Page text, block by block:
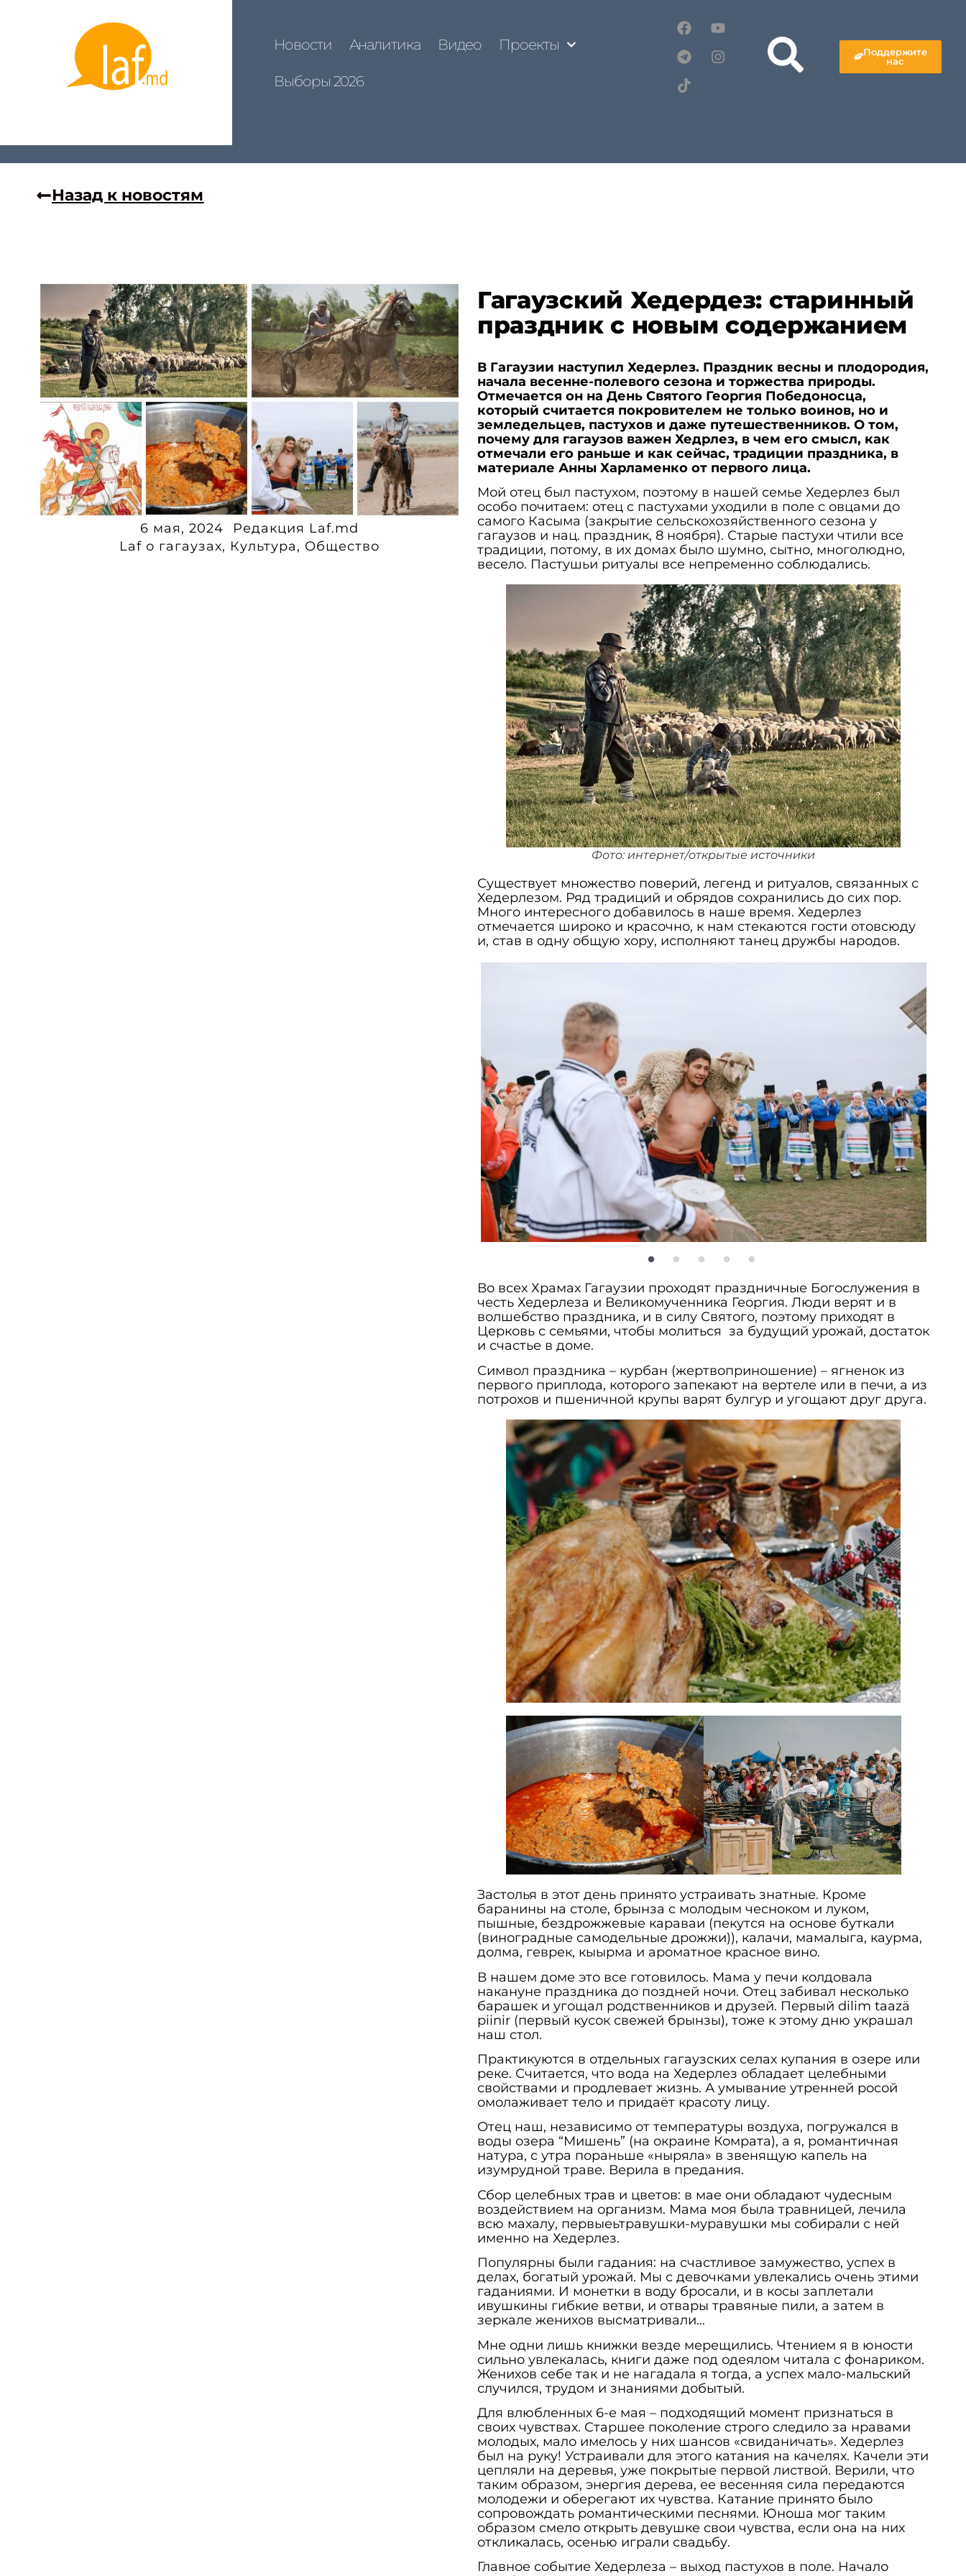
Новости Аналитика Видео Проекты
Выборы 2026
Поддержите
нас
Назад к новостям
6 мая, 2024
Редакция Laf.md
Laf о гагаузах, Культура, Общество
Гагаузский Хедердез: старинный
праздник с новым содержанием
В Гагаузии наступил Хедерлез. Праздник весны и плодородия,
начала весенне-полевого сезона и торжества природы.
Отмечается он на День Святого Георгия Победоносца,
который считается покровителем не только воинов, но и
земледельцев, пастухов и даже путешественников. О том,
почему для гагаузов важен Хедрлез, в чем его смысл, как
отмечали его раньше и как сейчас, традиции праздника, в
материале Анны Харламенко от первого лица.
Мой отец был пастухом, поэтому в нашей семье Хедерлез был
особо почитаем: отец с пастухами уходили в поле с овцами до
самого Касыма (закрытие сельскохозяйственного сезона у
гагаузов и нац. праздник, 8 ноября). Старые пастухи чтили все
традиции, потому, в их домах было шумно, сытно, многолюдно,
весело. Пастушьи ритуалы все непременно соблюдались.
Фото: интернет/открытые источники
Существует множество поверий, легенд и ритуалов, связанных с
Хедерлезом. Ряд традиций и обрядов сохранились до сих пор.
Много интересного добавилось в наше время. Хедерлез
отмечается широко и красочно, к нам стекаются гости отовсюду
и, став в одну общую хору, исполняют танец дружбы народов.
Во всех Храмах Гагаузии проходят праздничные Богослужения в
честь Хедерлеза и Великомученника Георгия. Люди верят и в
волшебство праздника, и в силу Святого, поэтому приходят в
Церковь с семьями, чтобы молиться за будущий урожай, достаток
и счастье в доме.
Символ праздника – курбан (жертвоприношение) – ягненок из
первого приплода, которого запекают на вертеле или в печи, а из
потрохов и пшеничной крупы варят булгур и угощают друг друга.
Застолья в этот день принято устраивать знатные. Кроме
баранины на столе, брынза с молодым чесноком и луком,
пышные, бездрожжевые караваи (пекутся на основе буткали
(виноградные самодельные дрожжи)), калачи, мамалыга, каурма,
долма, геврек, кыырма и ароматное красное вино.
В нашем доме это все готовилось. Мама у печи колдовала
накануне праздника до поздней ночи. Отец забивал несколько
барашек и угощал родственников и друзей. Первый dilim taazä
piinir (первый кусок свежей брынзы), тоже к этому дню украшал
наш стол.
Практикуются в отдельных гагаузских селах купания в озере или
реке. Считается, что вода на Хедерлез обладает целебными
свойствами и продлевает жизнь. А умывание утренней росой
омолаживает тело и придаёт красоту лицу.
Отец наш, независимо от температуры воздуха, погружался в
воды озера “Мишень” (на окраине Комрата), а я, романтичная
натура, с утра пораньше «ныряла» в звенящую капель на
изумрудной траве. Верила в предания.
Сбор целебных трав и цветов: в мае они обладают чудесным
воздействием на организм. Мама моя была травницей, лечила
всю махалу, первыеьтравушки-муравушки мы собирали с ней
именно на Хедерлез.
Популярны были гадания: на счастливое замужество, успех в
делах, богатый урожай. Мы с девочками увлекались очень этими
гаданиями. И монетки в воду бросали, и в косы заплетали
ивушкины гибкие ветви, и отвары травяные пили, а затем в
зеркале женихов высматривали…
Мне одни лишь книжки везде мерещились. Чтением я в юности
сильно увлекалась, книги даже под одеялом читала с фонариком.
Женихов себе так и не нагадала я тогда, а успех мало-мальский
случился, трудом и знаниями добытый.
Для влюбленных 6-е мая – подходящий момент признаться в
своих чувствах. Старшее поколение строго следило за нравами
молодых, мало имелось у них шансов «свиданичать». Хедерлез
был на руку! Устраивали для этого катания на качелях. Качели эти
цепляли на деревья, уже покрытые первой листвой. Верили, что
таким образом, энергия дерева, ее весенняя сила передаются
молодежи и оберегают их чувства. Катание принято было
сопровождать романтическими песнями. Юноша мог таким
образом смело открыть девушке свои чувства, если она на них
откликалась, осенью играли свадьбу.
Главное событие Хедерлеза – выход пастухов в поле. Начало